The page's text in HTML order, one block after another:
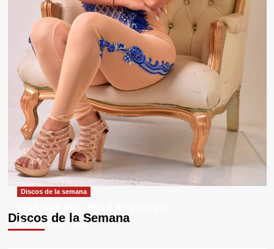
Discos de la Semana
Discos de la semana
29 septiembre, 2025